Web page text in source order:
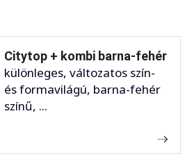
Citytop + kombi barna-fehér
különleges, változatos szín-
és formavilágú, barna-fehér
színű, ...